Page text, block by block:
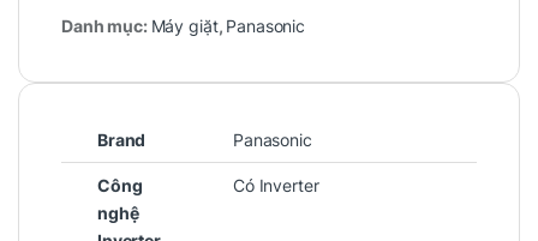
Danh mục: Máy giặt, Panasonic
Brand Panasonic
Công
nghệ
Có Inverter